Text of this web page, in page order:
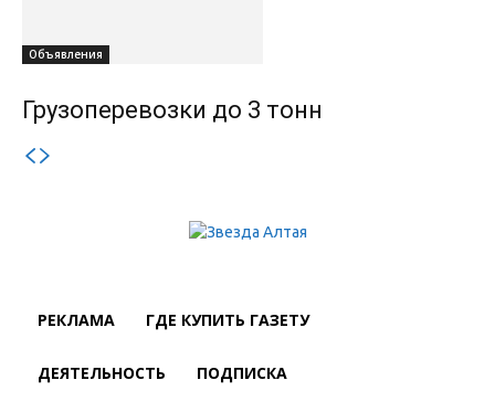
Объявления
Грузоперевозки до 3 тонн
РЕКЛАМА ГДЕ КУПИТЬ ГАЗЕТУ
ДЕЯТЕЛЬНОСТЬ ПОДПИСКА